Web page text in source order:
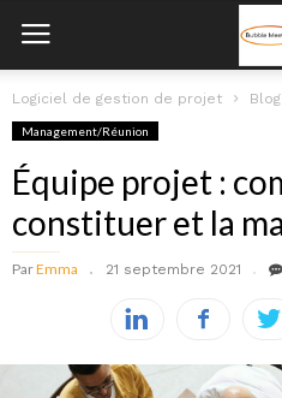
Logiciel de gestion de projet Blog
Management/Réunion
Équipe projet :
constituer et la
ParEmma 21 septembre 2021